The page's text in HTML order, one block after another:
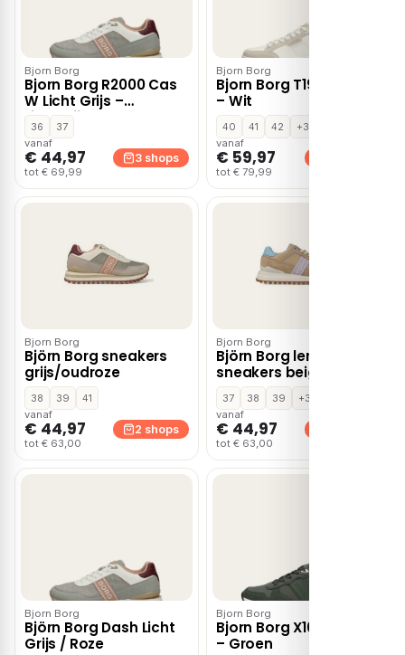
Bjorn Borg
Bjorn Borg R2000 Cas
W Licht Grijs –
Lichtgrijs
36
37
vanaf
€ 44,97
tot € 69,99
3 shops
Bjorn Borg
Bjorn Borg T1930 Nyl M
– Wit
40 41 42
+3
vanaf
€ 59,97
tot € 79,99
Bjorn Borg
Björn Borg sneakers
grijs/oudroze
38 39
41
vanaf
€ 44,97
tot € 63,00
2 shops
Bjorn Borg
Björn Borg leren
sneakers beige
37 38 39
+3
vanaf
€ 44,97
tot € 63,00
Bjorn Borg
Björn Borg Dash Licht
Grijs / Roze
Bjorn Borg
Bjorn Borg X1000 Bsc K
– Groen